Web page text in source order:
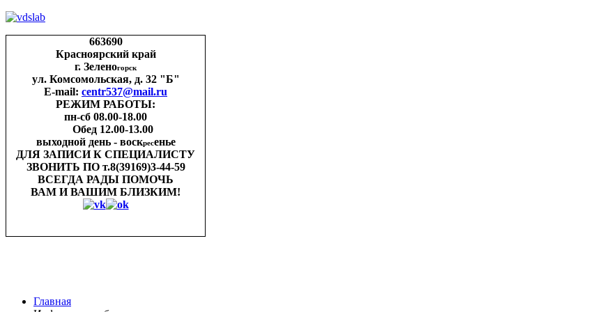
663690
Красноярский край
г. Зеленогорск
ул. Комсомольская, д. 32 "Б"
E-mail: centr537@mail.ru
РЕЖИМ РАБОТЫ:
пн-cб 08.00-18.00
Обед 12.00-13.00
выходной день - воскресенье
ДЛЯ ЗАПИСИК СПЕЦИАЛИСТУ
ЗВОНИТЬ ПО т.8(39169)3-44-59
ВСЕГДА РАДЫ ПОМОЧЬ
ВАМ И ВАШИМ БЛИЗКИМ!
Главная